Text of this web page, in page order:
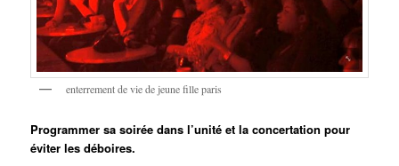
enterrement de vie de jeune fille paris
Programmer sa soirée dans l’unité et la concertation pour
éviter les déboires.